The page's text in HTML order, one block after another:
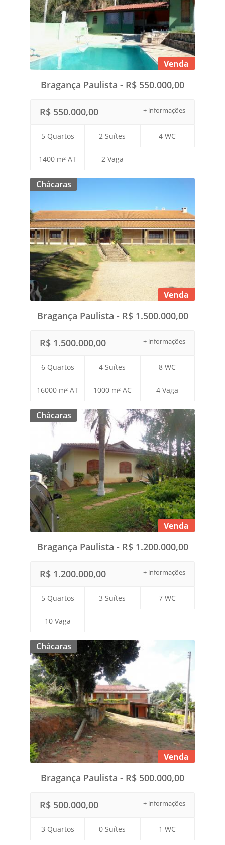
Venda
Bragança Paulista - R$ 550.000,00
+ informações
R$ 550.000,00
5 Quartos 2 Suítes 4 WC
1400 m² AT 2 Vaga
Chácaras
Venda
Bragança Paulista - R$ 1.500.000,00
+ informações
R$ 1.500.000,00
6 Quartos 4 Suítes 8 WC
16000 m² AT 1000 m² AC 4 Vaga
Chácaras
Venda
Bragança Paulista - R$ 1.200.000,00
+ informações
R$ 1.200.000,00
5 Quartos 3 Suítes 7 WC
10 Vaga
Chácaras
Venda
Bragança Paulista - R$ 500.000,00
+ informações
R$ 500.000,00
3 Quartos 0 Suítes 1 WC